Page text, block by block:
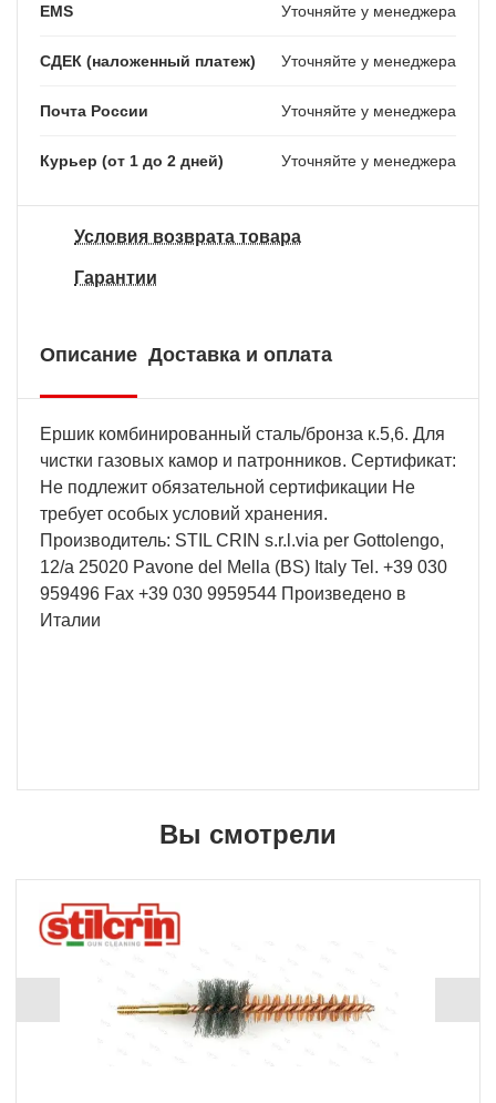
EMS Уточняйте у менеджера
СДЕК (наложенный платеж) Уточняйте у менеджера
Почта России Уточняйте у менеджера
Курьер (от 1 до 2 дней) Уточняйте у менеджера
Условия возврата товара
Гарантии
Описание Доставка и оплата
Ершик комбинированный сталь/бронза к.5,6. Для
чистки газовых камор и патронников. Сертификат:
Не подлежит обязательной сертификации Не
требует особых условий хранения.
Производитель: STIL CRIN s.r.l.via per Gottolengo,
12/a 25020 Pavone del Mella (BS) Italy Tel. +39 030
959496 Fax +39 030 9959544 Произведено в
Италии
Вы смотрели